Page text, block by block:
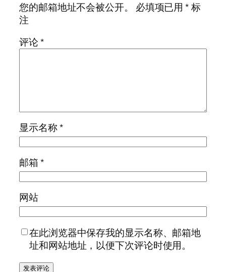
您的邮箱地址不会被公开。
必填项已用*标
注
评论*
显示名称*
邮箱*
网站
在此浏览器中保存我的显示名称、邮箱地
址和网站地址，以便下次评论时使用。